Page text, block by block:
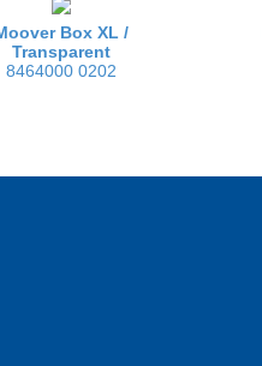
Box XL /
Transparent
8464000 0202